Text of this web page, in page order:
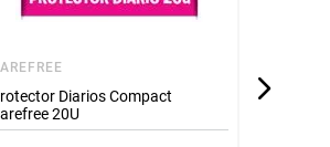
Diarios Compact
20U